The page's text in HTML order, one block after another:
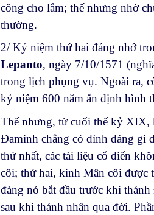
công cho lắm; thế nhưng nhờ
thường.
2/ Kỷ niệm thứ hai đáng nhớ
Lepanto, ngày 7/10/1571
trong lịch phụng vụ. Ngoài ra,
kỷ niệm 600 năm ấn định hình
Thế nhưng, từ cuối thế kỷ XIX,
Đaminh chẳng có dính dáng gì
thứ nhất, các tài liệu cổ điển
côi; thứ hai, kinh Mân côi được
đàng nó bắt đầu trước khi
sau khi thánh nhân qua đời.